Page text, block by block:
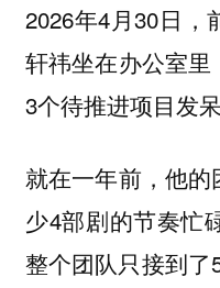
2026年4月30日，
轩祎坐在办公室
3个待推进项目发呆
就在一年前，他
少4部剧的节奏忙
整个团队只接到